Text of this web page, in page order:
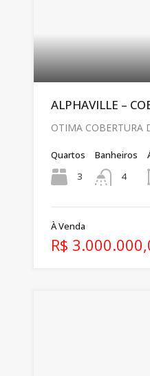
ALPHAVILLE –
OTIMA COBERTURA
Quartos
3
Banheiros
4
À Venda
R$